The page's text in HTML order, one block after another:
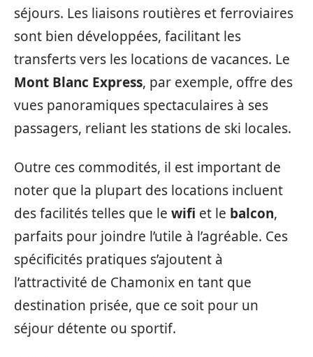
séjours. Les liaisons routières et ferroviaires
sont bien développées, facilitant les
transferts vers les locations de vacances. Le
Mont Blanc Express, par exemple, offre des
vues panoramiques spectaculaires à ses
passagers, reliant les stations de ski locales.
Outre ces commodités, il est important de
noter que la plupart des locations incluent
des facilités telles que le wifi et le balcon,
parfaits pour joindre l’utile à l’agréable. Ces
spécificités pratiques s’ajoutent à
l’attractivité de Chamonix en tant que
destination prisée, que ce soit pour un
séjour détente ou sportif.